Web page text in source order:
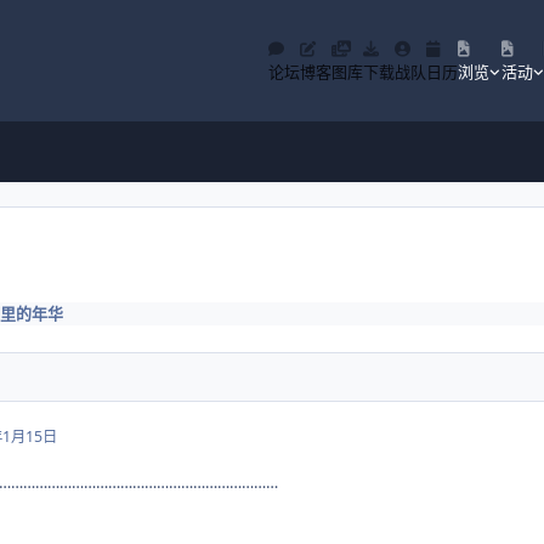
论坛博客图库下载战队 日历浏览 活动
的年华
月15日